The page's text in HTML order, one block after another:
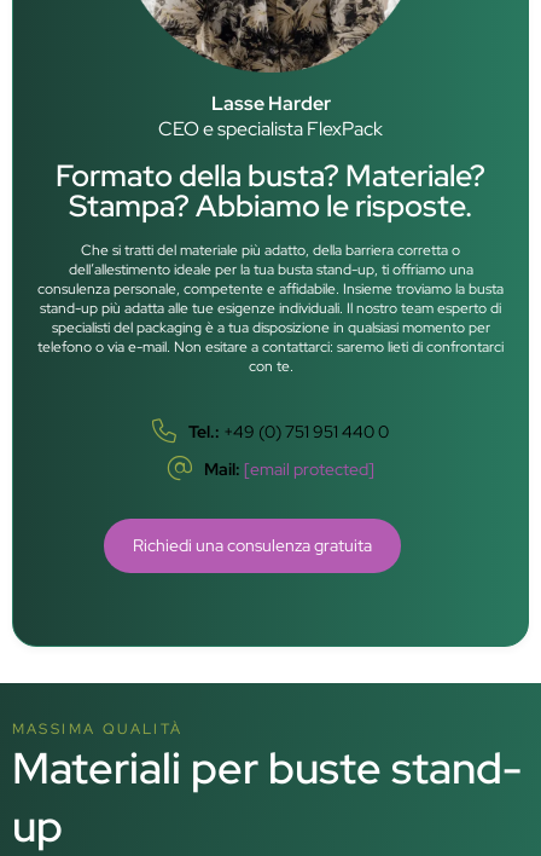
Lasse Harder
CEO e specialista FlexPack
Formato della busta? Materiale?
Stampa? Abbiamo le risposte.
Che si tratti del materiale più adatto, della barriera corretta o
dell’allestimento ideale per la tua busta stand-up, ti offriamo una
consulenza personale, competente e affidabile. Insieme troviamo la busta
stand-up più adatta alle tue esigenze individuali. Il nostro team esperto di
specialisti del packaging è a tua disposizione in qualsiasi momento per
telefono o via e-mail. Non esitare a contattarci: saremo lieti di confrontarci
con te.
Tel.: +49 (0) 751 951 440 0
Mail: [email protected]
Richiedi una consulenza gratuita
MASSIMA QUALITÀ
Materiali per buste stand-
up